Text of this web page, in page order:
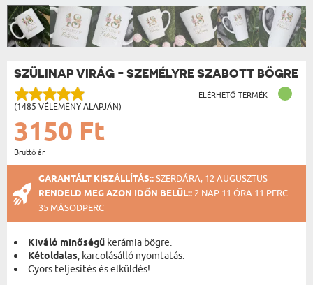
SZÜLINAP VIRÁG - SZEMÉLYRE SZABOTT BÖGRE
(1485 VÉLEMÉNY ALAPJÁN)
ELÉRHETŐ TERMÉK
3150 Ft
Bruttó ár
GARANTÁLT KISZÁLLÍTÁS::SZERDÁRA, 12 AUGUSZTUS
RENDELD MEG AZON IDŐN BELÜL:: 2 NAP 11 ÓRA 11 PERC
35 MÁSODPERC
Kiváló minőségű kerámia bögre.
Kétoldalas, karcolásálló nyomtatás.
Gyors teljesítés és elküldés!